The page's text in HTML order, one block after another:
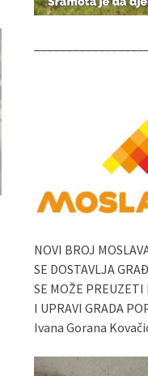
NOVI BROJ
SE DOSTAVLJA
SE MOŽE
I UPRAVI GRADA
Ivana Gorana